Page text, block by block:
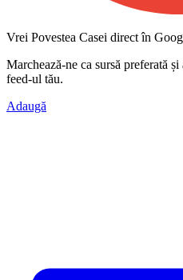
Vrei Povestea Casei direct în
Marchează-ne ca sursă preferată și
feed-ul tău.
Adaugă